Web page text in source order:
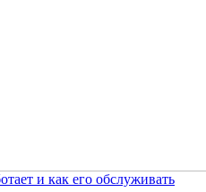
и как его обслуживать